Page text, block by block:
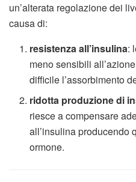
un’alterata regolazione dei
causa di:
resistenza all’insulina:
meno sensibili
difficile l’assorbimento
ridotta produzione di
riesce a compensare
all’insulina producendo
ormone.